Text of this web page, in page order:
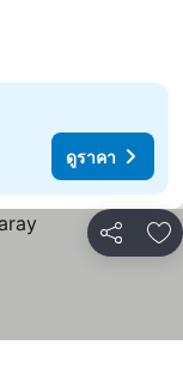
ดูราคา
แชร์ เ